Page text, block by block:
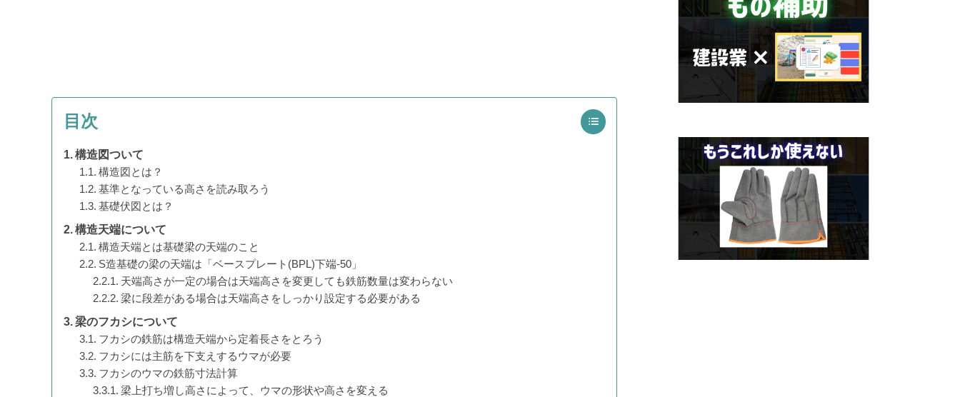
目次
構造図ついて
構造図とは？
基準となっている高さを読み取ろう
基礎伏図とは？
構造天端について
構造天端とは基礎梁の天端のこと
S造基礎の梁の天端は「ベースプレート(BPL)下端-50」
天端高さが一定の場合は天端高さを変更しても鉄筋数量は変わらない
梁に段差がある場合は天端高さをしっかり設定する必要がある
梁のフカシについて
フカシの鉄筋は構造天端から定着長さをとろう
フカシには主筋を下支えするウマが必要
フカシのウマの鉄筋寸法計算
梁上打ち増し高さによって、ウマの形状や高さを変える